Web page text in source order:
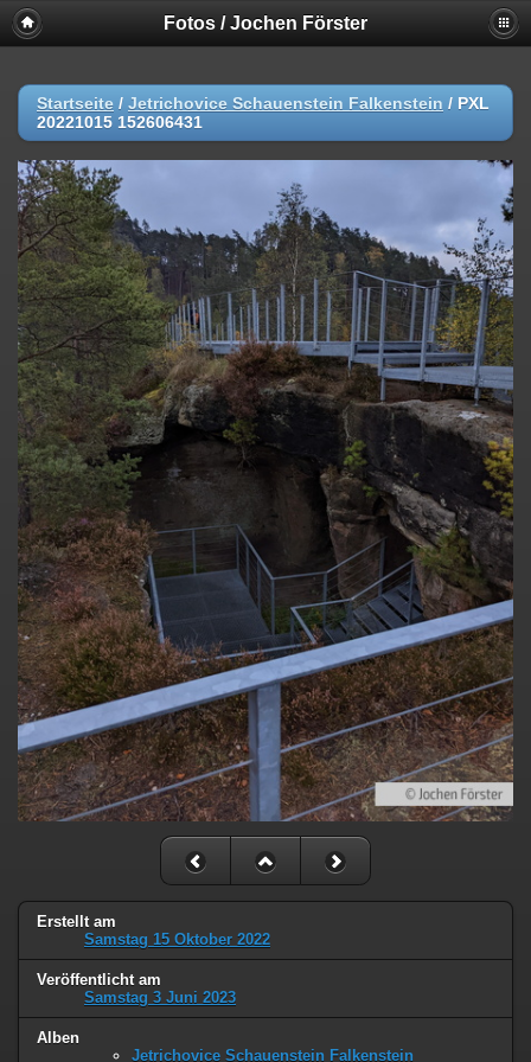
Fotos / Jochen Förster
Startseite / Jetrichovice Schauenstein Falkenstein / PXL
20221015 152606431
Erstellt am
Samstag 15 Oktober 2022
Veröffentlicht am
Samstag 3 Juni 2023
Alben
Jetrichovice Schauenstein Falkenstein